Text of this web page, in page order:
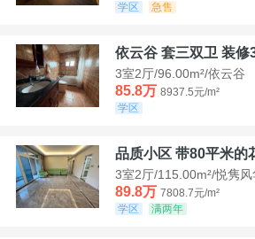
学区
急售
依云谷 套三双卫 装修
3室2厅/96.00m²/依云谷
85.8万 8937.5元/m²
学区
品质小区 带80平米的
3室2厅/115.00m²/悦隽风
89.8万 7808.7元/m²
学区
满两年